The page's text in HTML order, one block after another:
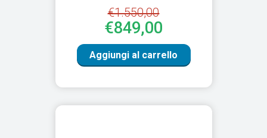
€1.550,00
€849,00
Aggiungi al carrello